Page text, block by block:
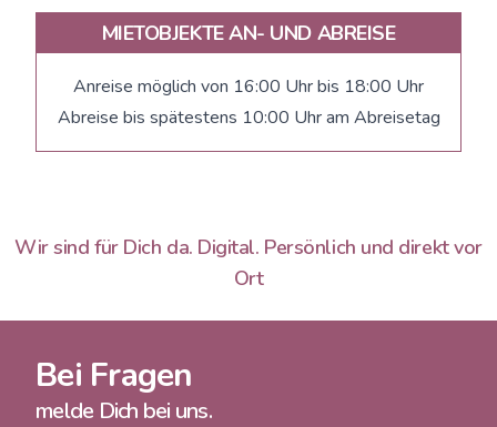
MIETOBJEKTE AN- UND ABREISE
Anreise möglich von 16:00 Uhr bis 18:00 Uhr
Abreise bis spätestens 10:00 Uhr am Abreisetag
Wir sind für Dich da. Digital. Persönlich und direkt vor
Ort
Bei Fragen
melde Dich bei uns.